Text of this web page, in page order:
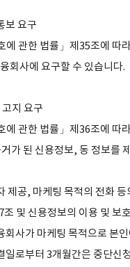
보 요구
에 관한 법률」제35조에 따
회사에 요구할 수 있습니다.
지 요구
관한 법률」제36조에 따
가 된 신용정보, 동 정보를
제공, 마케팅 목적의 전화 등
및 신용정보의 이용 및 보
회사가 마케팅 목적으로 본
로부터 3개월간은 중단신